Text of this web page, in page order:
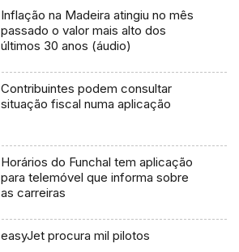
Inflação na Madeira atingiu no mês
passado o valor mais alto dos
últimos 30 anos (áudio)
Contribuintes podem consultar
situação fiscal numa aplicação
Horários do Funchal tem aplicação
para telemóvel que informa sobre
as carreiras
easyJet procura mil pilotos